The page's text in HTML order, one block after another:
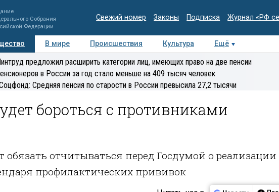
Собрания
Федерации
Свежий номер Законы Подписка Журнал «РФ
В мире Происшествия Культура
Ещё
Регионы Медиацентр Интервью Колумнисты
предложил расширить категории лиц, имеющих право на две пенсии
в России за год стало меньше на 409 тысяч человек
Средняя пенсия по старости в России превысила 27,2 тысячи
бороться с противниками
обязать отчитываться перед Госдумой о реализации
профилактических прививок